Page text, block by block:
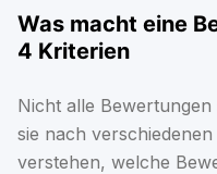
Was macht eine
4 Kriterien
Nicht alle
sie nach
verstehen, welche